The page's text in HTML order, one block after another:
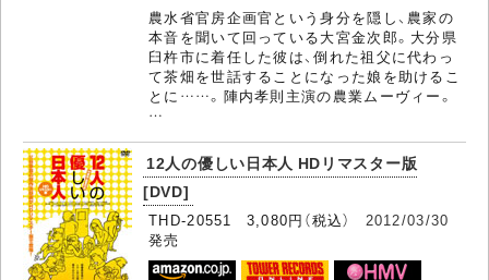
農水省官房企画官という身分を隠し、農家の
本音を聞いて回っている大宮金次郎。大分県
臼杵市に着任した彼は、倒れた祖父に代わっ
て茶畑を世話することになった娘を助けるこ
とに……。陣内孝則主演の農業ムーヴィー。
…
12人の優しい日本人 HDリマスター版
[DVD]
THD-20551 3,080円（税込） 2012/03/30
発売